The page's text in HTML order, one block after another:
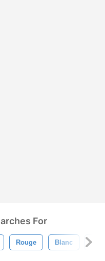
For
Rouge Blanc